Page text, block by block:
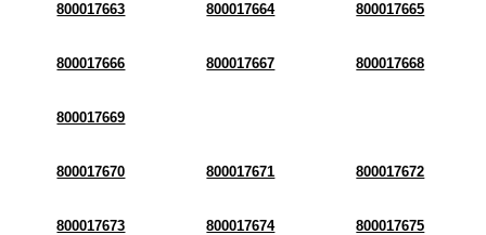
800017663 800017664 800017665
800017666 800017667 800017668
800017669
800017670 800017671 800017672
800017673 800017674 800017675